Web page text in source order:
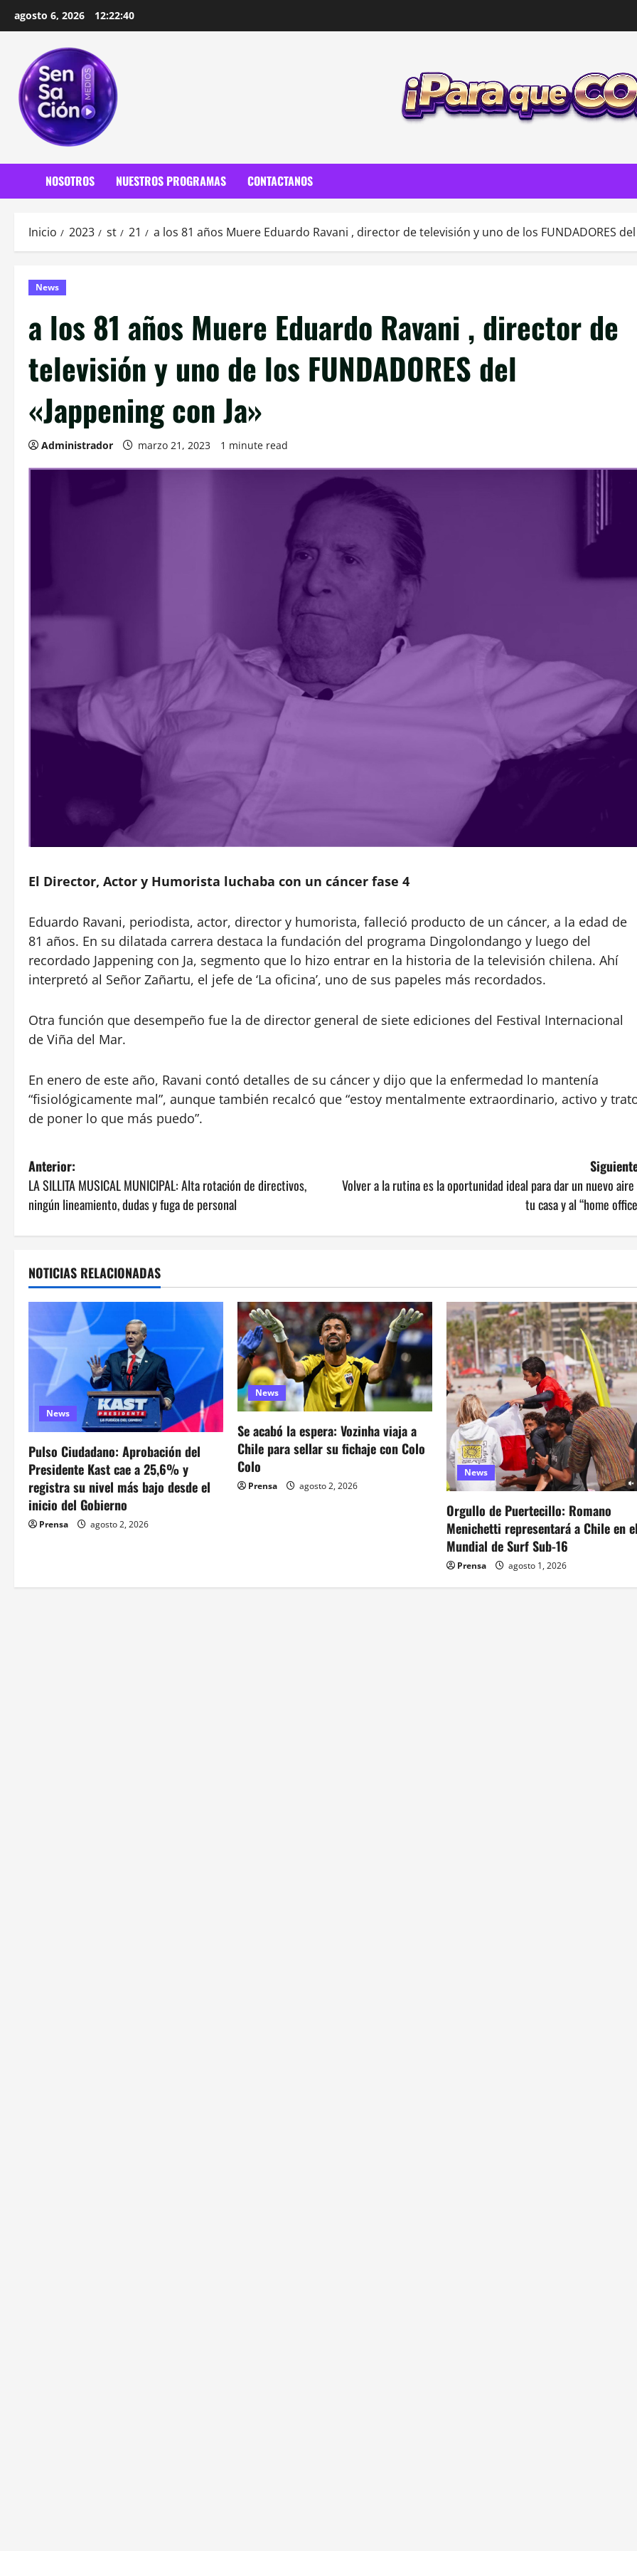
agosto 6, 2026 12:22:42
NOSOTROS NUESTROS PROGRAMAS CONTACTANOS
Inicio 2023 st 21 a los 81 años Muere Eduardo Ravani , director de televisión y uno de los FUNDADORES del
News
a los 81 años Muere Eduardo Ravani , director de
televisión y uno de los FUNDADORES del
«Jappening con Ja»
Administrador marzo 21, 2023 1 minute read
El Director, Actor y Humorista luchaba con un cáncer fase 4
Eduardo Ravani, periodista, actor, director y humorista, falleció producto de un cáncer, a la edad de
81 años. En su dilatada carrera destaca la fundación del programa Dingolondango y luego del
recordado Jappening con Ja, segmento que lo hizo entrar en la historia de la televisión chilena. Ahí
interpretó al Señor Zañartu, el jefe de ‘La oficina’, uno de sus papeles más recordados.
Otra función que desempeño fue la de director general de siete ediciones del Festival Internacional
de Viña del Mar.
En enero de este año, Ravani contó detalles de su cáncer y dijo que la enfermedad lo mantenía
“fisiológicamente mal”, aunque también recalcó que “estoy mentalmente extraordinario, activo y
de poner lo que más puedo”.
N
a
v
e
g
a
c
n
d
e
e
t
Anterior:
LA SILLITA MUSICAL MUNICIPAL: Alta rotación de directivos,
ningún lineamiento, dudas y fuga de personal
Volver a la rutina es la oportunidad ideal para dar un nuevo aire
tu casa y al “home
NOTICIAS RELACIONADAS
News
Pulso Ciudadano: Aprobación del
Presidente Kast cae a 25,6% y
registra su nivel más bajo desde el
inicio del Gobierno
Prensa agosto 2, 2026
News
Se acabó la espera: Vozinha viaja a
Chile para sellar su fichaje con Colo
Colo
Prensa agosto 2, 2026
News
Orgullo de Puertecillo: Romano
Menichetti representará a Chile en
Mundial de Surf Sub-16
Prensa agosto 1, 2026